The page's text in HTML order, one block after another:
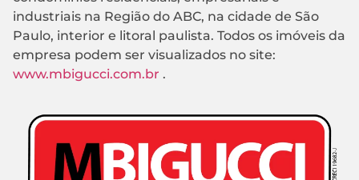
industriais na Região do ABC, na cidade de São
Paulo, interior e litoral paulista. Todos os imóveis da
empresa podem ser visualizados no site:
www.mbigucci.com.br .